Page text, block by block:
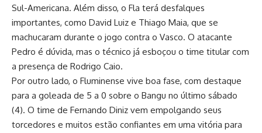
Sul-Americana. Além disso, o Fla terá desfalques
importantes, como David Luiz e Thiago Maia, que se
machucaram durante o jogo contra o Vasco. O atacante
Pedro é dúvida, mas o técnico já esboçou o time titular com
a presença de Rodrigo Caio.
Por outro lado, o Fluminense vive boa fase, com destaque
para a goleada de 5 a 0 sobre o Bangu no último sábado
(4). O time de Fernando Diniz vem empolgando seus
torcedores e muitos estão confiantes em uma vitória para